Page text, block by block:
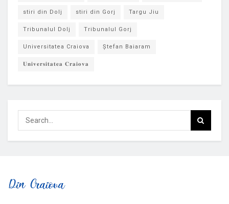
stiri din Dolj stiri din Gorj Targu Jiu
Tribunalul Dolj Tribunalul Gorj
Universitatea Craiova Ștefan Baiaram
𝐔𝐧𝐢𝐯𝐞𝐫𝐬𝐢𝐭𝐚𝐭𝐞𝐚 𝐂𝐫𝐚𝐢𝐨𝐯𝐚